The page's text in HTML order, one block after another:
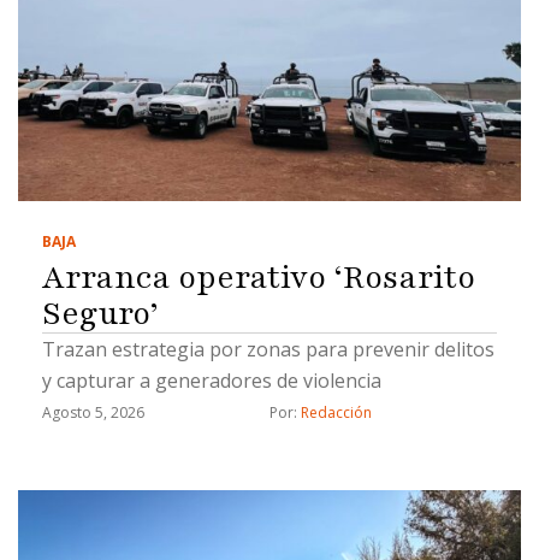
BAJA
Arranca operativo ‘Rosarito
Seguro’
Trazan estrategia por zonas para prevenir delitos
y capturar a generadores de violencia
Agosto 5, 2026 Por: Redacción